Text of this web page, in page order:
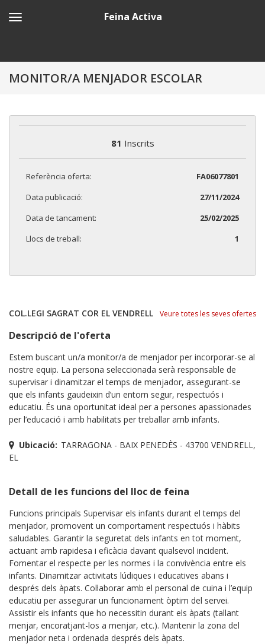
Feina Activa
MONITOR/A MENJADOR ESCOLAR
81 Inscrits
Referència oferta:
FA06077801
Data publicació:
27/11/2024
Data de tancament:
25/02/2025
Llocs de treball:
1
COL.LEGI SAGRAT COR EL VENDRELL Veure totes les seves ofertes
Descripció de l'oferta
Estem buscant un/a monitor/a de menjador per incorporar-se al
nostre equip. La persona seleccionada serà responsable de
supervisar i dinamitzar el temps de menjador, assegurant-se
que els infants gaudeixin d’un entorn segur, respectuós i
educatiu. És una oportunitat ideal per a persones apassionades
per l’educació i amb habilitats per treballar amb infants.
Ubicació: TARRAGONA - BAIX PENEDÈS - 43700 VENDRELL,
EL
Detall de les funcions del lloc de feina
Funcions principals Supervisar els infants durant el temps del
menjador, promovent un comportament respectuós i hàbits
saludables. Garantir la seguretat dels infants en tot moment,
actuant amb rapidesa i eficàcia davant qualsevol incident.
Fomentar el respecte per les normes i la convivència entre els
infants. Dinamitzar activitats lúdiques i educatives abans i
després dels àpats. Col·laborar amb el personal de cuina i l’equip
educatiu per assegurar un funcionament òptim del servei.
Assistir els infants que ho necessitin durant els àpats (tallant
menjar, encoratjant-los a menjar, etc.). Mantenir la zona del
menjador neta i ordenada després dels àpats.